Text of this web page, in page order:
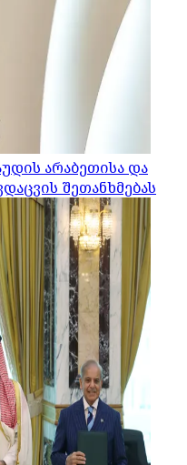
არაბეთისა და
შეთანხმებას